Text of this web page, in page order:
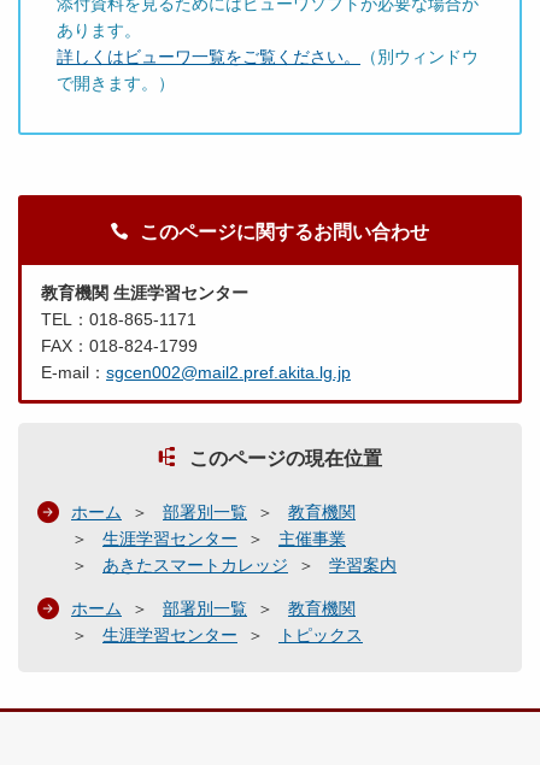
あります。
詳しくはビューワ一覧をご覧ください。
（別ウィンドウ
で開きます。）
このページに関するお問い合わせ
教育機関 生涯学習センター
TEL：018-865-1171
FAX：018-824-1799
E-mail： sgcen002@mail2.pref.akita.lg.jp
このページの現在位置
ホーム 部署別一覧
教育機関
生涯学習センター
主催事業
あきたスマートカレッジ
学習案内
ホーム 部署別一覧
教育機関
生涯学習センター
トピックス